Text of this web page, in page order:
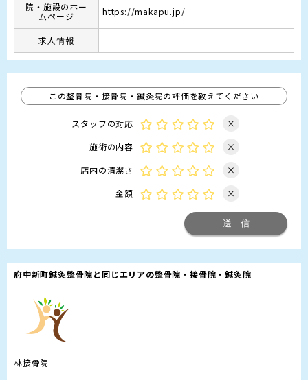
院・施設のホー
ムページ
https://makapu.jp/
求人情報
この整骨院・接骨院・鍼灸院の評価を教えてください
スタッフの対応
×
施術の内容
×
店内の清潔さ
×
金額
×
府中新町鍼灸整骨院と同じエリアの整骨院・接骨院・鍼灸院
林接骨院